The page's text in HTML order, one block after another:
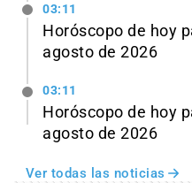
03:11
Horóscopo de hoy
agosto de 2026
03:11
Horóscopo de hoy
agosto de 2026
Ver todas las noticias